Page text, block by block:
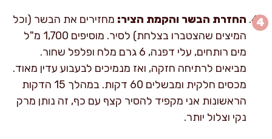
החזרת הבשר והקמת הציר: מחזירים את הבשר (וכל
המיצים שהצטברו בצלחת) לסיר. מוסיפים 1,700 מ"ל
מים רותחים, עלי דפנה, 6 גרם מלח ופלפל שחור.
מביאים לרתיחה חזקה, ואז מנמיכים לבעבוע עדין מאוד.
מכסים חלקית ומבשלים 60 דקות. במהלך 15 הדקות
הראשונות אני מקפיד להסיר קצף עם כף, זה נותן מרק
נקי וצלול יותר.